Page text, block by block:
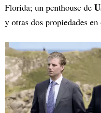
Florida; un penthouse de
y otras dos propiedades